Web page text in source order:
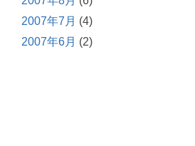
2007年7月 (4)
2007年6月 (2)